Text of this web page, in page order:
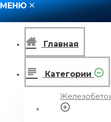
МЕНЮ
Главная
Категории